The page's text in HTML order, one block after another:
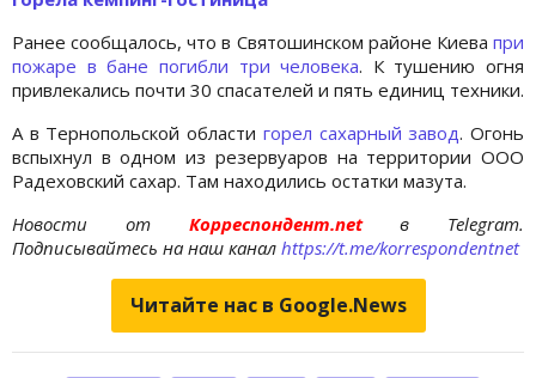
Ранее сообщалось, что в Святошинском районе Киева при
пожаре в бане погибли три человека. К тушению огня
привлекались почти 30 спасателей и пять единиц техники.
А в Тернопольской области горел сахарный завод. Огонь
вспыхнул в одном из резервуаров на территории ООО
Радеховский сахар. Там находились остатки мазута.
Новости отКорреспондент.netв Telegram.
Подписывайтесь на наш канал https://t.me/korrespondentnet
Читайте нас в Google.News